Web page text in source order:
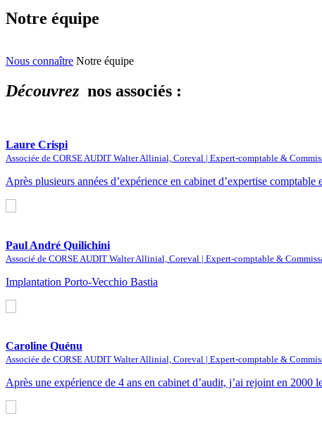
Notre équipe
Nous connaître Notre équipe
Découvrez nos associés :
Laure Crispi
Associée de CORSE AUDIT Walter Allinial, Coreval | Expert-comptable &
Après plusieurs années d’expérience en cabinet d’expertise
Paul André Quilichini
Associé de CORSE AUDIT Walter Allinial, Coreval | Expert-comptable &
Implantation Porto-Vecchio Bastia
Caroline Quénu
Associée de CORSE AUDIT Walter Allinial, Coreval | Expert-comptable &
Après une expérience de 4 ans en cabinet d’audit, j’ai rejoint en